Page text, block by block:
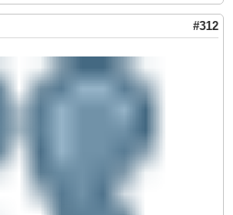
#312